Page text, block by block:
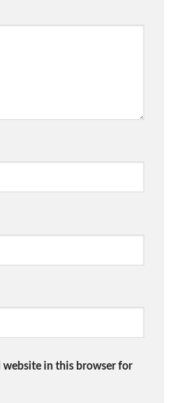
website in this browser for